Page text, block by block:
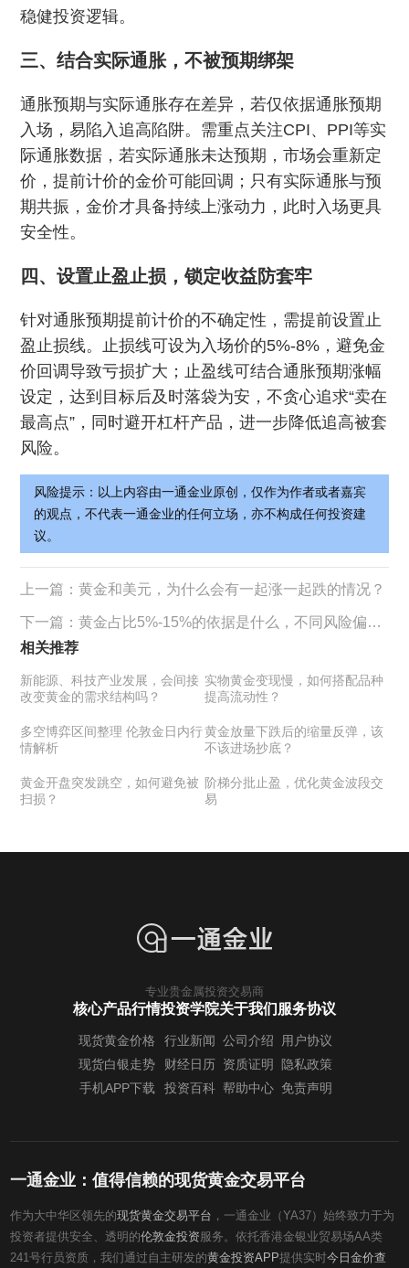
稳健投资逻辑。
三、结合实际通胀，不被预期绑架
通胀预期与实际通胀存在差异，若仅依据通胀预期
入场，易陷入追高陷阱。需重点关注CPI、PPI等实
际通胀数据，若实际通胀未达预期，市场会重新定
价，提前计价的金价可能回调；只有实际通胀与预
期共振，金价才具备持续上涨动力，此时入场更具
安全性。
四、设置止盈止损，锁定收益防套牢
针对通胀预期提前计价的不确定性，需提前设置止
盈止损线。止损线可设为入场价的5%-8%，避免金
价回调导致亏损扩大；止盈线可结合通胀预期涨幅
设定，达到目标后及时落袋为安，不贪心追求“卖在
最高点”，同时避开杠杆产品，进一步降低追高被套
风险。
风险提示：以上内容由一通金业原创，仅作为作者或者嘉宾
的观点，不代表一通金业的任何立场，亦不构成任何投资建
议。
上一篇：黄金和美元，为什么会有一起涨一起跌的情况？
下一篇：黄金占比5%-15%的依据是什么，不同风险偏好该如何调整？
相关推荐
新能源、科技产业发展，会间接
改变黄金的需求结构吗？
实物黄金变现慢，如何搭配品种
提高流动性？
多空博弈区间整理 伦敦金日内行
情解析
黄金放量下跌后的缩量反弹，该
不该进场抄底？
黄金开盘突发跳空，如何避免被
扫损？
阶梯分批止盈，优化黄金波段交
易
专业贵金属投资交易商
核心产品行情
现货黄金价格
现货白银走势
手机APP下载
投资学院
行业新闻
财经日历
投资百科
关于我们
公司介绍
资质证明
帮助中心
服务协议
用户协议
隐私政策
免责声明
一通金业：值得信赖的现货黄金交易平台
作为大中华区领先的现货黄金交易平台 ，一通金业（YA37）始终致力于为
投资者提供安全、透明的伦敦金投资服务。依托香港金银业贸易场AA类
241号行员资质，我们通过自主研发的黄金投资APP提供实时今日金价查